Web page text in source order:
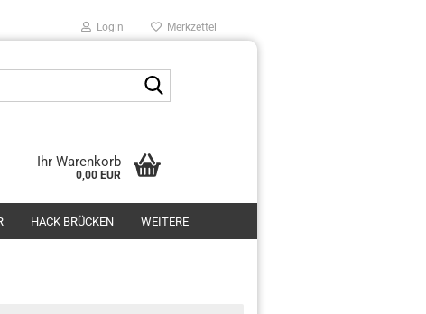
Login Merkzettel
Ihr Warenkorb
0,00 EUR
HACK BRÜCKEN WEITERE